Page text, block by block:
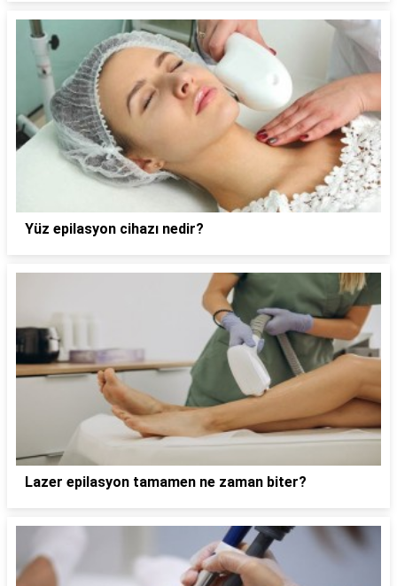
Yüz epilasyon cihazı nedir?
Lazer epilasyon tamamen ne zaman biter?